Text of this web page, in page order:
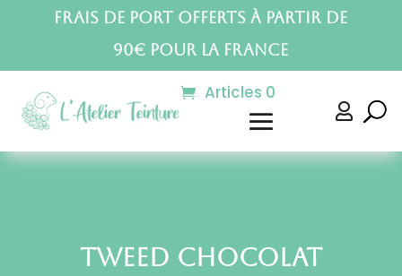
Frais de port offerts à partir de
90€ pour la France
Articles 0

Tweed Chocolat